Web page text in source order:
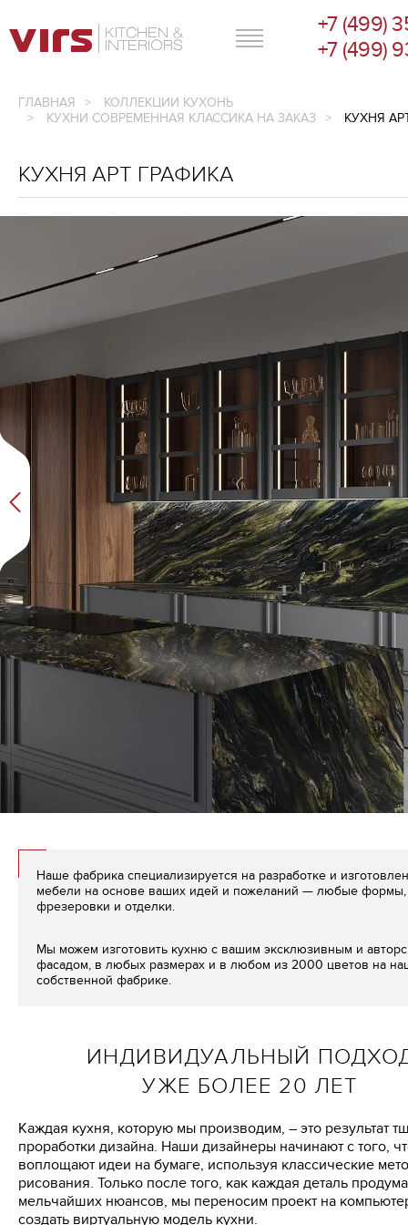
ГЛАВНОЕ МЕНЮ
+7 (499)
+7 (499)
ГЛАВНАЯ
КОЛЛЕКЦИИ КУХОНЬ
КУХНИ СОВРЕМЕННАЯ КЛАССИКА НА ЗАКАЗ
КУХНЯ
КУХНЯ АРТ ГРАФИКА
Наше фабрика специализируется на разработке и
мебели на основе ваших идей и пожеланий — любые формы,
фрезеровки и отделки.
Мы можем изготовить кухню с вашим эксклюзивным и
фасадом, в любых размерах и в любом из 2000 цветов на
собственной фабрике.
ИНДИВИДУАЛЬНЫЙ
УЖЕ БОЛЕЕ 20 ЛЕТ
Каждая кухня, которую мы производим, – это результат
проработки дизайна. Наши дизайнеры начинают с того,
воплощают идеи на бумаге, используя классические
рисования. Только после того, как каждая деталь
мельчайших нюансов, мы переносим проект на
создать виртуальную модель кухни.